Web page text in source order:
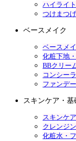
ハイライ
つけまつ
ベースメイク
ベースメ
化粧下地
BBクリー
コンシー
ファンデ
スキンケア・基
スキンケ
クレンジ
化粧水・